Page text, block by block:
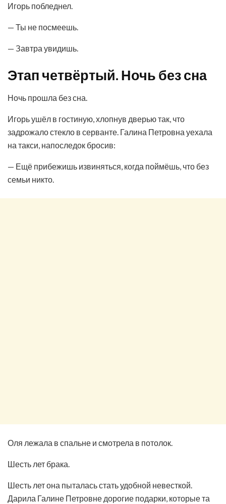
Игорь побледнел.
— Ты не посмеешь.
— Завтра увидишь.
Этап четвёртый. Ночь без сна
Ночь прошла без сна.
Игорь ушёл в гостиную, хлопнув дверью так, что
задрожало стекло в серванте. Галина Петровна уехала
на такси, напоследок бросив:
— Ещё прибежишь извиняться, когда поймёшь, что без
семьи никто.
Оля лежала в спальне и смотрела в потолок.
Шесть лет брака.
Шесть лет она пыталась стать удобной невесткой.
Дарила Галине Петровне дорогие подарки, которые та